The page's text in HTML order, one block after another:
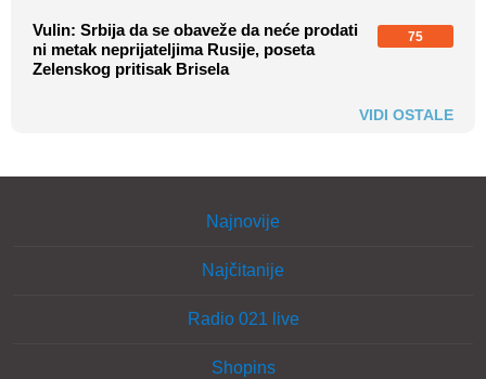
Vulin: Srbija da se obaveže da neće prodati
ni metak neprijateljima Rusije, poseta
Zelenskog pritisak Brisela
75
VIDI OSTALE
Najnovije
Najčitanije
Radio 021 live
Shopins